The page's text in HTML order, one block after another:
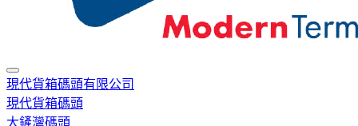
現代貨箱碼頭有限公司
現代貨箱碼頭
大鏟灣碼頭